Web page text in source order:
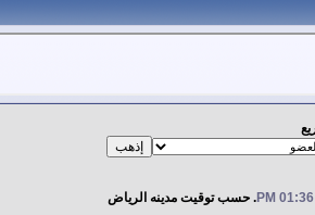
01:36 PM . حسب توقيت مدينه الرياض